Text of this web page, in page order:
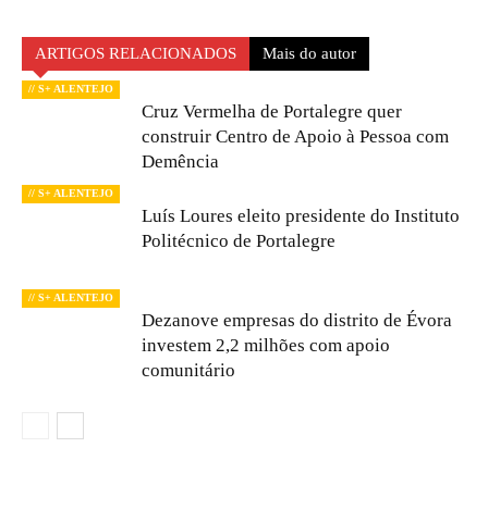
ARTIGOS RELACIONADOS Mais do autor
// S+ ALENTEJO
Cruz Vermelha de Portalegre quer
construir Centro de Apoio à Pessoa com
Demência
// S+ ALENTEJO
Luís Loures eleito presidente do Instituto
Politécnico de Portalegre
// S+ ALENTEJO
Dezanove empresas do distrito de Évora
investem 2,2 milhões com apoio
comunitário